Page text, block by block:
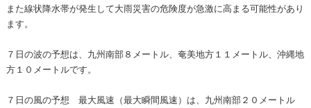
また線状降水帯が発生して大雨災害の危険度が急激に高まる可能性があり
ます。
７日の波の予想は、九州南部８メートル、奄美地方１１メートル、沖縄地
方１０メートルです。
７日の風の予想 最大風速（最大瞬間風速）は、九州南部２０メートル